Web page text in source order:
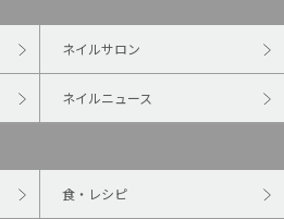
ネイルサロン
ネイルニュース
食・レシピ